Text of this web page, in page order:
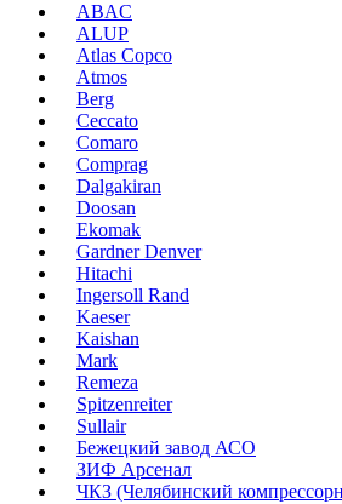
ABAC
ALUP
Atlas Copco
Atmos
Berg
Ceccato
Comaro
Comprag
Dalgakiran
Doosan
Ekomak
Gardner Denver
Hitachi
Ingersoll Rand
Kaeser
Kaishan
Mark
Remeza
Spitzenreiter
Sullair
Бежецкий завод АСО
ЗИФ Арсенал
ЧКЗ (Челябинский